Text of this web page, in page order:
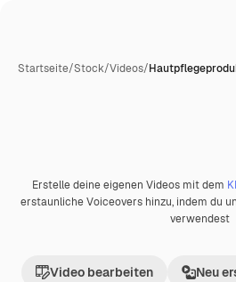
Startseite/Stock/Videos/
Premium
Erstelle deine eigenen Videos mit dem
erstaunliche Voiceovers hinzu, indem du
verwendest
Video bearbeiten Neu